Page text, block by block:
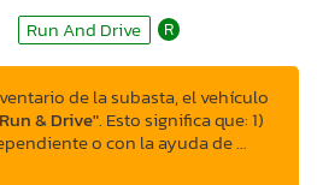
Run And Drive R
de la subasta, el vehículo
& Drive". Esto significa que: 1)
o con la ayuda de …